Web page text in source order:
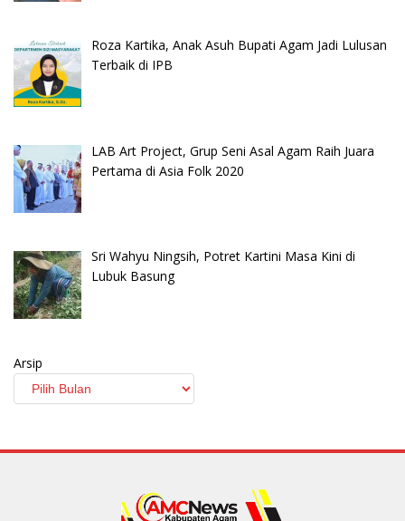
Roza Kartika, Anak Asuh Bupati Agam Jadi Lulusan
Terbaik di IPB
LAB Art Project, Grup Seni Asal Agam Raih Juara
Pertama di Asia Folk 2020
Sri Wahyu Ningsih, Potret Kartini Masa Kini di
Lubuk Basung
Arsip